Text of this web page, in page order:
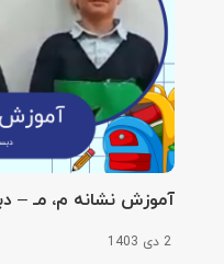
آموزش نشانه م، مـ –
2 دی 1403